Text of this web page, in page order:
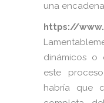
una
https://
dinámicos o
este
habría que